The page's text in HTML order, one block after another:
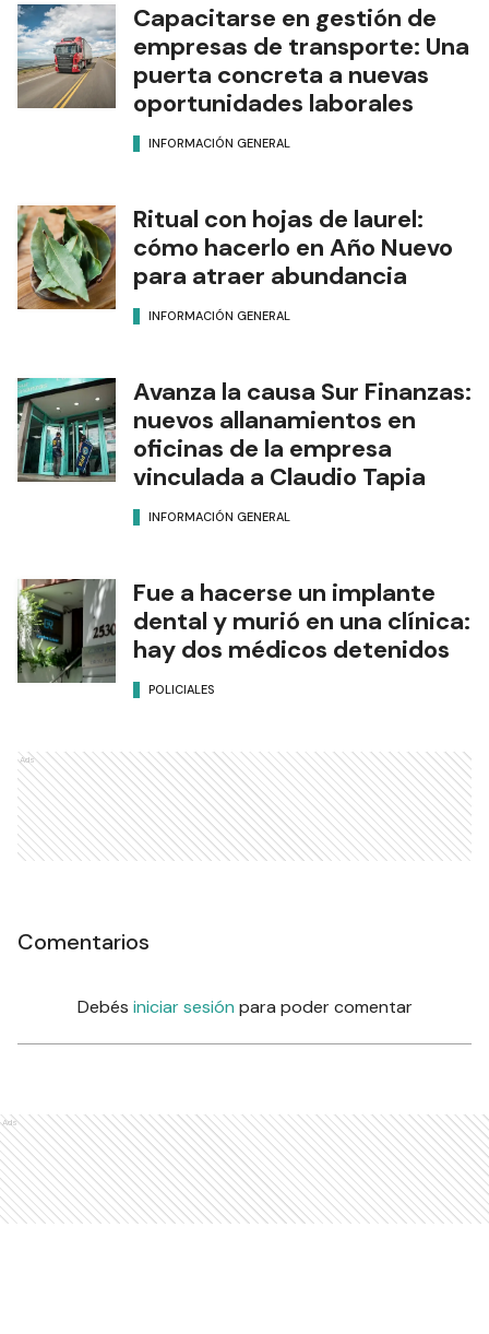
Capacitarse en gestión de
empresas de transporte: Una
puerta concreta a nuevas
oportunidades laborales
INFORMACIÓN GENERAL
Ritual con hojas de laurel:
cómo hacerlo en Año Nuevo
para atraer abundancia
INFORMACIÓN GENERAL
Avanza la causa Sur Finanzas:
nuevos allanamientos en
oficinas de la empresa
vinculada a Claudio Tapia
INFORMACIÓN GENERAL
Fue a hacerse un implante
dental y murió en una clínica:
hay dos médicos detenidos
POLICIALES
Ads
Comentarios
Debés iniciar sesión para poder comentar
Ads